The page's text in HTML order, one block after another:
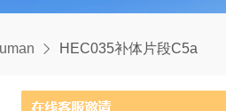
HEC035补体片段C5a